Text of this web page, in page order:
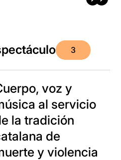
3
voz y
al servicio
la tradición
de
y violencia